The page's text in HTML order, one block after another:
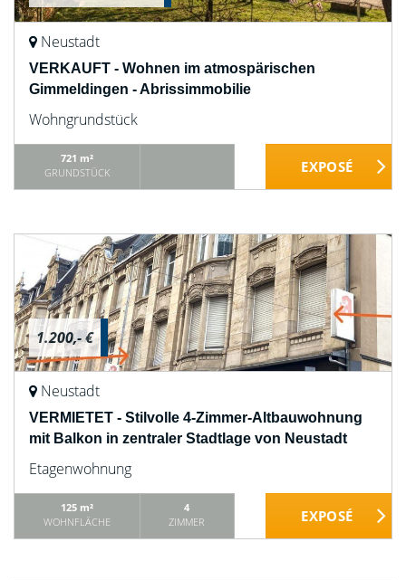
Neustadt
VERKAUFT - Wohnen im atmospärischen
Gimmeldingen - Abrissimmobilie
Wohngrundstück
721 m²
GRUNDSTÜCK
1.200,- €
Neustadt
VERMIETET - Stilvolle 4-Zimmer-Altbauwohnung
mit Balkon in zentraler Stadtlage von Neustadt
Etagenwohnung
125 m²
WOHNFLÄCHE
4
ZIMMER